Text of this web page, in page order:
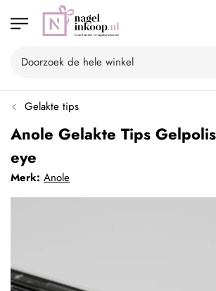
Gelakte tips
Anole Gelakte Tips
eye
Merk: Anole